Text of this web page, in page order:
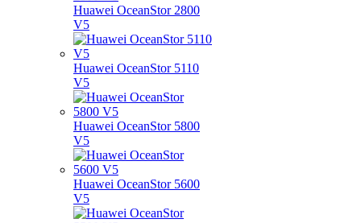
Huawei OceanStor 2800
V5
Huawei OceanStor 5110
V5
Huawei OceanStor 5800
V5
Huawei OceanStor 5600
V5